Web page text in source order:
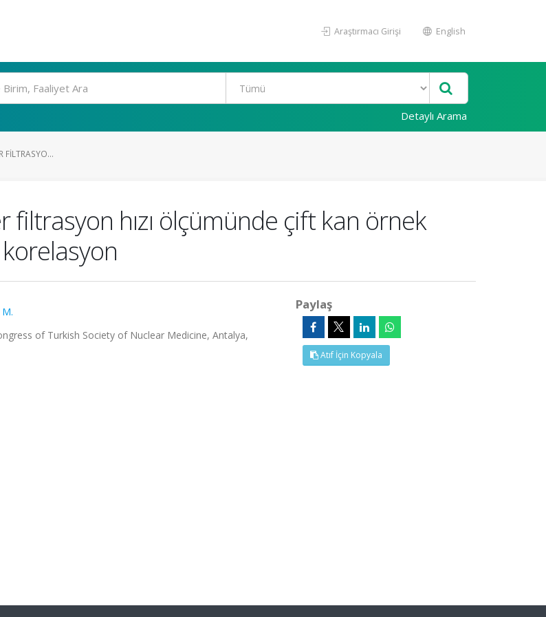
Araştırmacı Girişi English
Detaylı Arama
FILTRASYO...
hızı ölçümünde çift kan örnek
of Turkish Society of Nuclear Medicine, Antalya,
Paylaş
Atıf İçin Kopyala